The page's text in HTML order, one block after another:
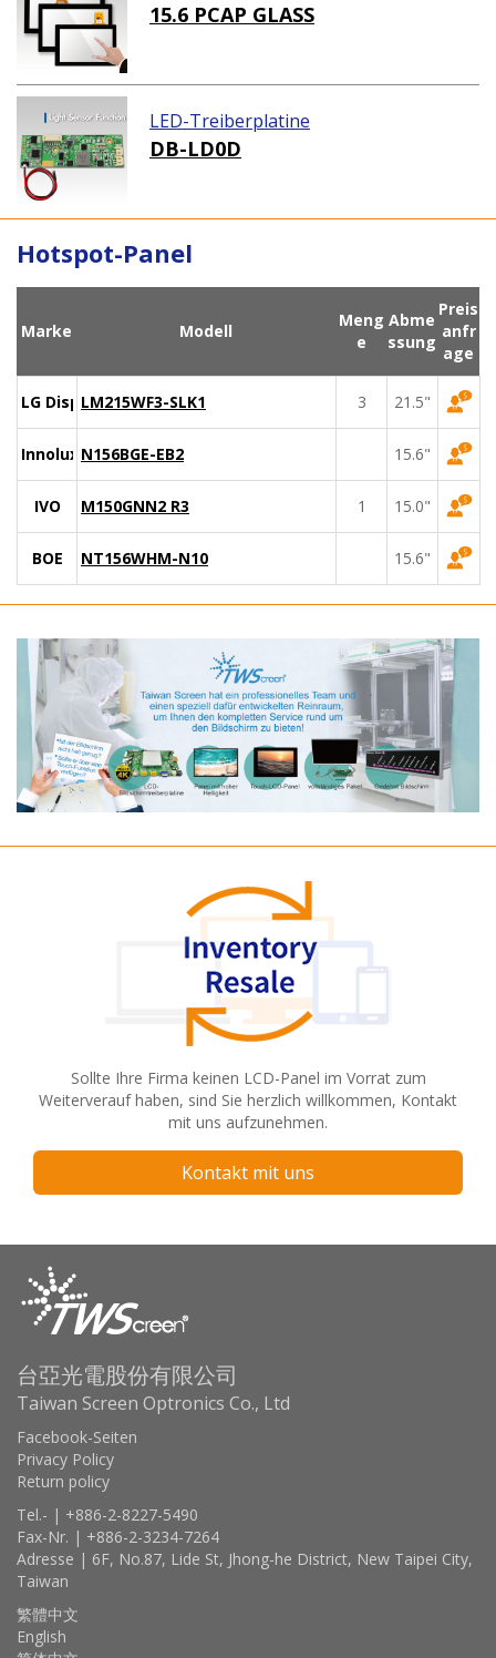
15.6 PCAP GLASS
LED-Treiberplatine
DB-LD0D
Hotspot-Panel
Marke Modell
Meng
e
Abme
ssung
Preis
anfr
age
LG DisplayLM215WF3-SLK1 3 21.5"
Innolux N156BGE-EB2 15.6"
IVO M150GNN2 R3 1 15.0"
BOE NT156WHM-N10 15.6"
Sollte Ihre Firma keinen LCD-Panel im Vorrat zum
Weiterverauf haben, sind Sie herzlich willkommen, Kontakt
mit uns aufzunehmen.
Kontakt mit uns
台亞光電股份有限公司
Taiwan Screen Optronics Co., Ltd
Facebook-Seiten
Privacy Policy
Return policy
Tel.- | +886-2-8227-5490
Fax-Nr. | +886-2-3234-7264
Adresse | 6F, No.87, Lide St, Jhong-he District, New Taipei City,
Taiwan
繁體中文
English